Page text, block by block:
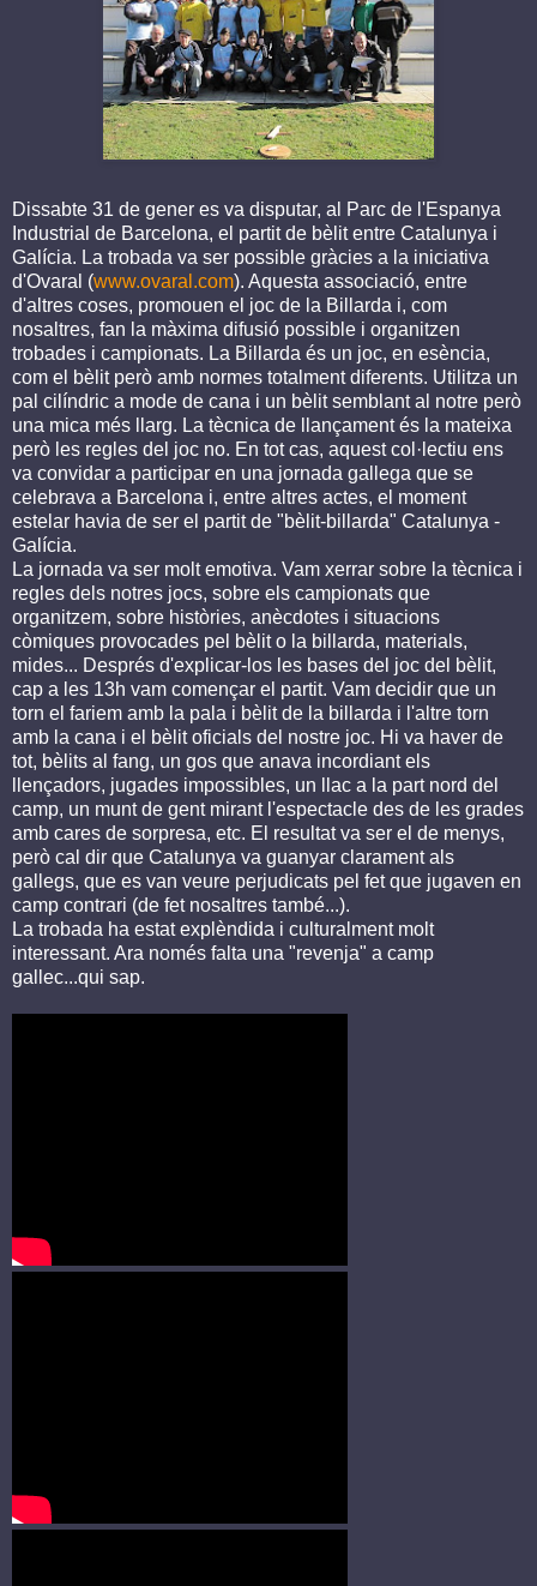
Dissabte 31 de gener es va disputar, al Parc de l'Espanya
Industrial de Barcelona, el partit de bèlit entre Catalunya i
Galícia. La trobada va ser possible gràcies a la iniciativa
d'Ovaral (www.ovaral.com). Aquesta associació, entre
d'altres coses, promouen el joc de la Billarda i, com
nosaltres, fan la màxima difusió possible i organitzen
trobades i campionats. La Billarda és un joc, en esència,
com el bèlit però amb normes totalment diferents. Utilitza un
pal cilíndric a mode de cana i un bèlit semblant al notre però
una mica més llarg. La tècnica de llançament és la mateixa
però les regles del joc no. En tot cas, aquest col·lectiu ens
va convidar a participar en una jornada gallega que se
celebrava a Barcelona i, entre altres actes, el moment
estelar havia de ser el partit de "bèlit-billarda" Catalunya -
Galícia.
La jornada va ser molt emotiva. Vam xerrar sobre la tècnica i
regles dels notres jocs, sobre els campionats que
organitzem, sobre històries, anècdotes i situacions
còmiques provocades pel bèlit o la billarda, materials,
mides... Després d'explicar-los les bases del joc del bèlit,
cap a les 13h vam començar el partit. Vam decidir que un
torn el fariem amb la pala i bèlit de la billarda i l'altre torn
amb la cana i el bèlit oficials del nostre joc. Hi va haver de
tot, bèlits al fang, un gos que anava incordiant els
llençadors, jugades impossibles, un llac a la part nord del
camp, un munt de gent mirant l'espectacle des de les grades
amb cares de sorpresa, etc. El resultat va ser el de menys,
però cal dir que Catalunya va guanyar clarament als
gallegs, que es van veure perjudicats pel fet que jugaven en
camp contrari (de fet nosaltres també...).
La trobada ha estat explèndida i culturalment molt
interessant. Ara només falta una "revenja" a camp
gallec...qui sap.